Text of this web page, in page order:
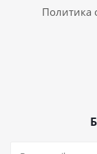
Политика